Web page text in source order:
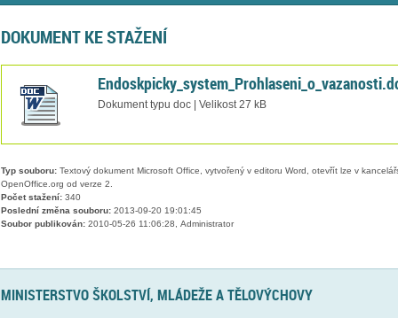
DOKUMENT KE STAŽENÍ
Dokument typu doc | Velikost 27 kB
Typ souboru:Textový dokument Microsoft Office, vytvořený v editoru Word, otevřít lze v
OpenOffice.org od verze 2.
Počet stažení:340
Poslední změna souboru:2013-09-20 19:01:45
Soubor publikován:2010-05-26 11:06:28, Administrator
MINISTERSTVO ŠKOLSTVÍ, MLÁDEŽE A TĚLOVÝCHOVY